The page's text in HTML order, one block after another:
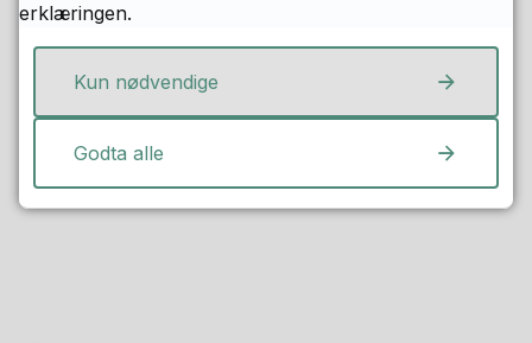
Fant du det du lette etter?
erklæringen.
Kun nødvendige
Godta alle